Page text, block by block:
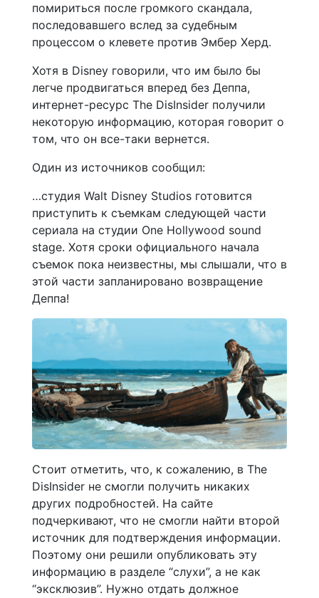
помириться после громкого скандала,
последовавшего вслед за судебным
процессом о клевете против Эмбер Херд.
Хотя в Disney говорили, что им было бы
легче продвигаться вперед без Деппа,
интернет-ресурс The DisInsider получили
некоторую информацию, которая говорит о
том, что он все-таки вернется.
Один из источников сообщил:
…студия Walt Disney Studios готовится
приступить к съемкам следующей части
сериала на студии One Hollywood sound
stage. Хотя сроки официального начала
съемок пока неизвестны, мы слышали, что в
этой части запланировано возвращение
Деппа!
Стоит отметить, что, к сожалению, в The
DisInsider не смогли получить никаких
других подробностей. На сайте
подчеркивают, что не смогли найти второй
источник для подтверждения информации.
Поэтому они решили опубликовать эту
информацию в разделе “слухи”, а не как
“эксклюзив”. Нужно отдать должное